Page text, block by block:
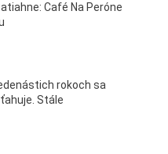
Café Na Peróne
rokoch sa
Stále